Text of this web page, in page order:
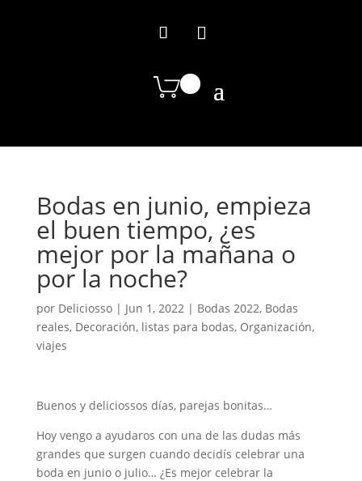
Bodas en junio, empieza
el buen tiempo, ¿es
mejor por la mañana o
por la noche?
por Deliciosso| Jun 1, 2022| Bodas 2022, Bodas
reales, Decoración, listas para bodas, Organización,
viajes
Buenos y deliciossos días, parejas bonitas…
Hoy vengo a ayudaros con una de las dudas más
grandes que surgen cuando decidís celebrar una
boda en junio o julio… ¿Es mejor celebrar la